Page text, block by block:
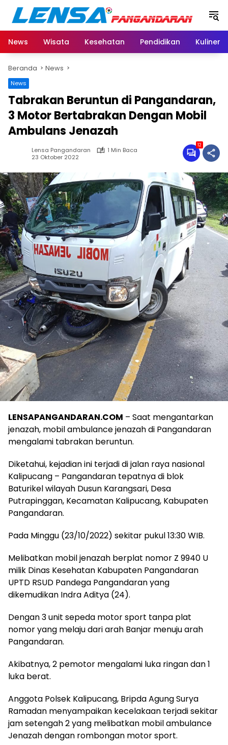
Langsung
konten
News
Wisata Kesehatan Pendidikan Kuliner
Beranda News
News
Tabrakan Beruntun di Pangandaran,
3 Motor Bertabrakan Dengan Mobil
Ambulans Jenazah
Lensa Pangandaran
1 Min Baca
23 Oktober 2022
12
LENSAPANGANDARAN.COM – Saat mengantarkan
jenazah, mobil ambulance jenazah di Pangandaran
mengalami tabrakan beruntun.
Diketahui, kejadian ini terjadi di jalan raya nasional
Kalipucang – Pangandaran tepatnya di blok
Baturikel wilayah Dusun Karangsari, Desa
Putrapinggan, Kecamatan Kalipucang, Kabupaten
Pangandaran.
Pada Minggu (23/10/2022) sekitar pukul 13:30 WIB.
Melibatkan mobil jenazah berplat nomor Z 9940 U
milik Dinas Kesehatan Kabupaten Pangandaran
UPTD RSUD Pandega Pangandaran yang
dikemudikan Indra Aditya (24).
Dengan 3 unit sepeda motor sport tanpa plat
nomor yang melaju dari arah Banjar menuju arah
Pangandaran.
Akibatnya, 2 pemotor mengalami luka ringan dan 1
luka berat.
Anggota Polsek Kalipucang, Bripda Agung Surya
Ramadan menyampaikan kecelakaan terjadi sekitar
jam setengah 2 yang melibatkan mobil ambulance
Jenazah dengan rombongan motor sport.